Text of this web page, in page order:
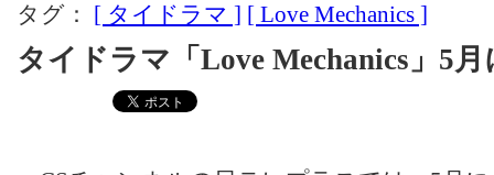
タグ： [ タイドラマ ] [ Love Mechanics ]
タイドラマ「Love Mechanics」5